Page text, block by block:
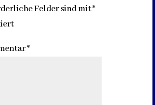
Felder sind mit*
*